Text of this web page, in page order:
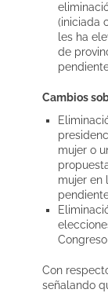
(iniciada
les ha
de
Cambios
mujer o
mujer en
Con
señalando